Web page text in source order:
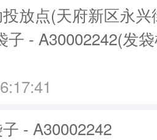
放点(天府新区永
子 - A30002242(发
- A30002242